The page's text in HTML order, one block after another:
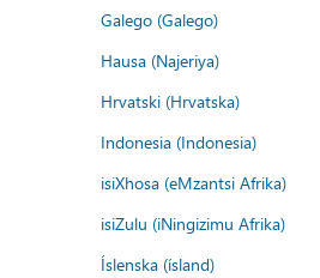
Galego (Galego)
Hausa (Najeriya)
Hrvatski (Hrvatska)
Indonesia (Indonesia)
isiXhosa (eMzantsi Afrika)
isiZulu (iNingizimu Afrika)
Íslenska (ísland)